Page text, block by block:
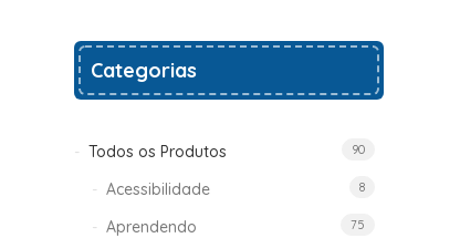
Categorias
Todos os Produtos 90
Acessibilidade 8
Aprendendo 75